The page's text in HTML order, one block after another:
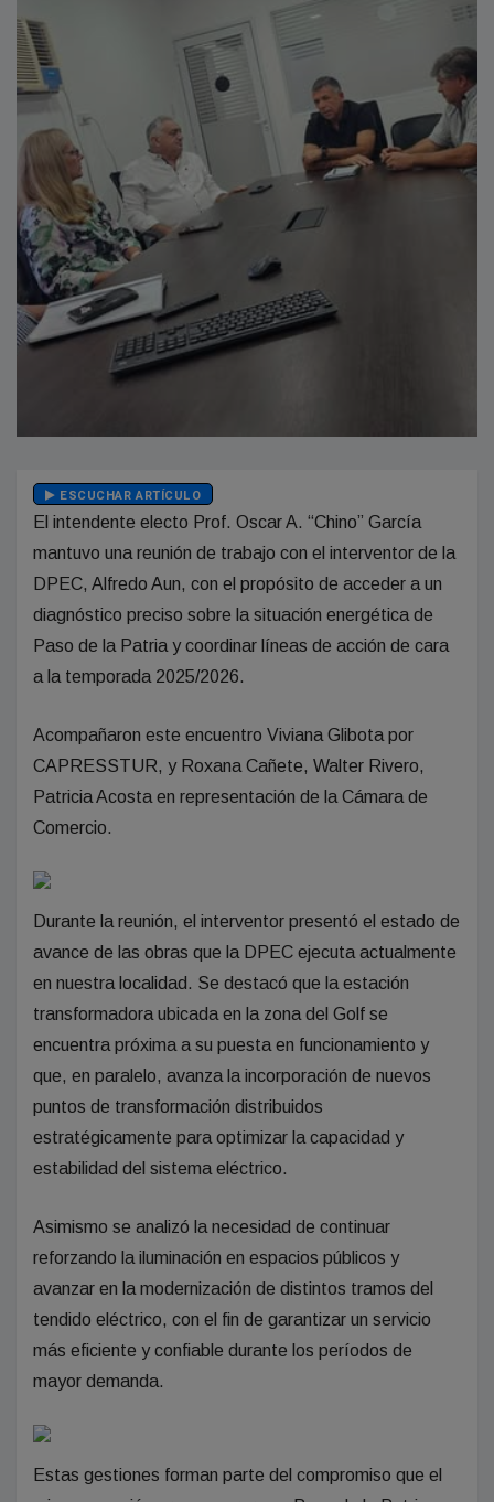
ESCUCHAR ARTÍCULO
El intendente electo Prof. Oscar A. “Chino” García
mantuvo una reunión de trabajo con el interventor de la
DPEC, Alfredo Aun, con el propósito de acceder a un
diagnóstico preciso sobre la situación energética de
Paso de la Patria y coordinar líneas de acción de cara
a la temporada 2025/2026.
Acompañaron este encuentro Viviana Glibota por
CAPRESSTUR, y Roxana Cañete, Walter Rivero,
Patricia Acosta en representación de la Cámara de
Comercio.
Durante la reunión, el interventor presentó el estado de
avance de las obras que la DPEC ejecuta actualmente
en nuestra localidad. Se destacó que la estación
transformadora ubicada en la zona del Golf se
encuentra próxima a su puesta en funcionamiento y
que, en paralelo, avanza la incorporación de nuevos
puntos de transformación distribuidos
estratégicamente para optimizar la capacidad y
estabilidad del sistema eléctrico.
Asimismo se analizó la necesidad de continuar
reforzando la iluminación en espacios públicos y
avanzar en la modernización de distintos tramos del
tendido eléctrico, con el fin de garantizar un servicio
más eficiente y confiable durante los períodos de
mayor demanda.
Estas gestiones forman parte del compromiso que el